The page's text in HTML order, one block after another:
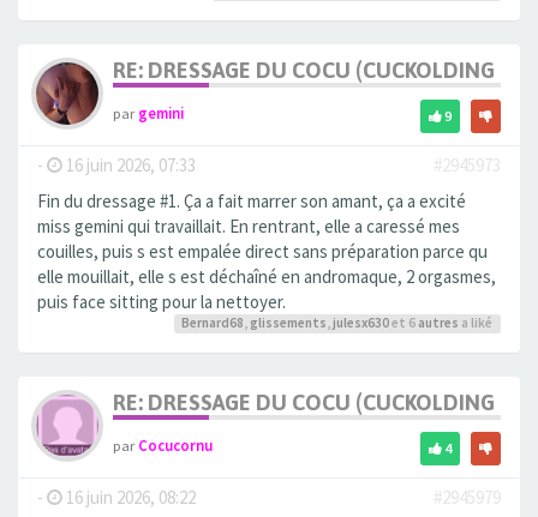
RE: DRESSAGE DU COCU (CUCKOLDING
pargemini 9
- 16 juin 2026, 07:33
#2945973
Fin du dressage #1. Ça a fait marrer son amant, ça a excité
miss gemini qui travaillait. En rentrant, elle a caressé mes
couilles, puis s est empalée direct sans préparation parce qu
elle mouillait, elle s est déchaîné en andromaque, 2 orgasmes,
puis face sitting pour la nettoyer.
Bernard68, glissements, julesx630et 6 autres a liké
RE: DRESSAGE DU COCU (CUCKOLDING
parCocucornu 4
- 16 juin 2026, 08:22
#2945979